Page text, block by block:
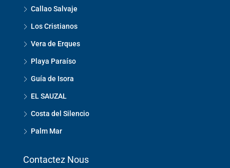
Callao Salvaje
Los Cristianos
Vera de Erques
Playa Paraíso
Guía de Isora
EL SAUZAL
Costa del Silencio
Palm Mar
Contactez Nous